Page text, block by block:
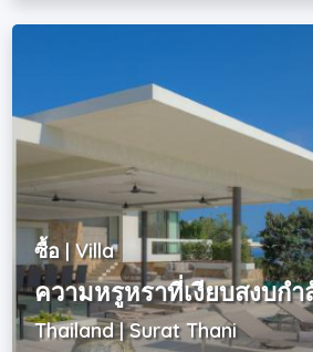
ซื้อ | Villa
ความหรูหราที่เงียบสงบก
Thailand | Surat Thani